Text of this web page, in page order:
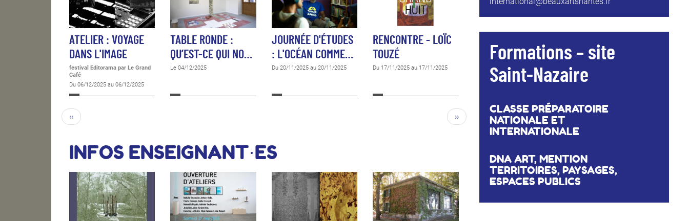
ATELIER : VOYAGE
DANS L'IMAGE
festival Editorama par Le Grand
Café
Du 06/12/2025 au 06/12/2025
TABLE RONDE :
QU’EST-CE QUI NO…
Le 04/12/2025
JOURNÉE D'ÉTUDES
: L'OCÉAN COMME…
Du 20/11/2025 au 20/11/2025
RENCONTRE - LOÏC
TOUZÉ
Du 17/11/2025 au 17/11/2025
‹‹ ››
INFOS ENSEIGNANT·ES
Formations – site
Saint-Nazaire
CLASSE PRÉPARATOIRE
NATIONALE ET
INTERNATIONALE
DNA ART, MENTION
TERRITOIRES, PAYSAGES,
ESPACES PUBLICS